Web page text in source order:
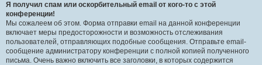
Я получил спам или оскорбительный email от кого-то с этой
конференции!
Мы сожалеем об этом. Форма отправки email на данной конференции
включает меры предосторожности и возможность отслеживания
пользователей, отправляющих подобные сообщения. Отправьте email-
сообщение администратору конференции с полной копией полученного
письма. Очень важно включить все заголовки, в которых содержится